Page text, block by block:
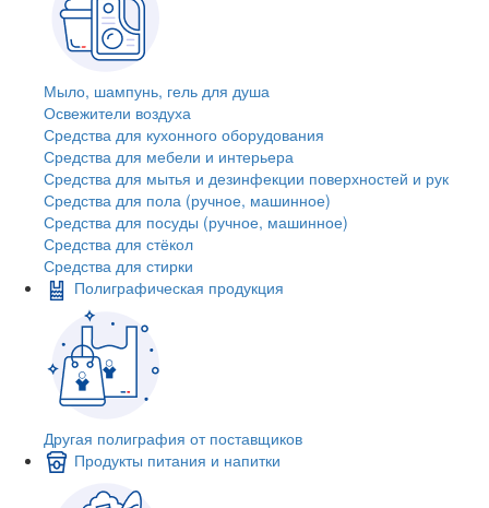
Мыло, шампунь, гель для душа
Освежители воздуха
Средства для кухонного оборудования
Средства для мебели и интерьера
Средства для мытья и дезинфекции поверхностей и рук
Средства для пола (ручное, машинное)
Средства для посуды (ручное, машинное)
Средства для стёкол
Средства для стирки
Полиграфическая продукция
Другая полиграфия от поставщиков
Продукты питания и напитки